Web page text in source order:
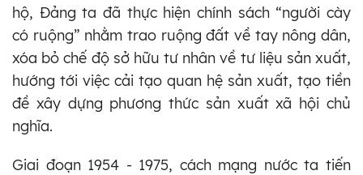
hộ, Đảng ta đã thực hiện chính sách “người cày
có ruộng” nhằm trao ruộng đất về tay nông dân,
xóa bỏ chế độ sở hữu tư nhân về tư liệu sản xuất,
hướng tới việc cải tạo quan hệ sản xuất, tạo tiền
đề xây dựng phương thức sản xuất xã hội chủ
nghĩa.
Giai đoạn 1954 - 1975, cách mạng nước ta tiến